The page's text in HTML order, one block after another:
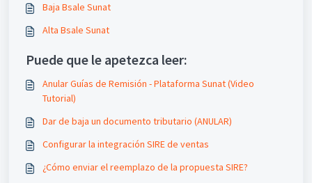
Baja Bsale Sunat
Alta Bsale Sunat
Puede que le apetezca leer:
Anular Guías de Remisión - Plataforma Sunat (Video
Tutorial)
Dar de baja un documento tributario (ANULAR)
Configurar la integración SIRE de ventas
¿Cómo enviar el reemplazo de la propuesta SIRE?